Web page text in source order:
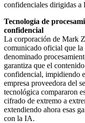
confidenciales dirigidas a
Tecnología de
confidencial
La corporación de Mark
comunicado oficial que la
denominado
garantiza que el
confidencial, impidiendo
empresa proveedora del
tecnológica compararon
cifrado de extremo a
extendiendo ahora esas
con la IA.